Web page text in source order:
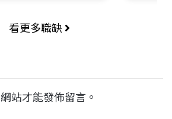
看更多職缺
網站才能發佈留言。